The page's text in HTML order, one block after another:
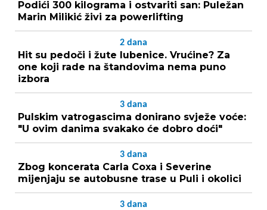
Podići 300 kilograma i ostvariti san: Puležan
Marin Milikić živi za powerlifting
2 dana
Hit su pedoči i žute lubenice. Vrućine? Za
one koji rade na štandovima nema puno
izbora
3 dana
Pulskim vatrogascima donirano svježe voće:
"U ovim danima svakako će dobro doći"
3 dana
Zbog koncerata Carla Coxa i Severine
mijenjaju se autobusne trase u Puli i okolici
3 dana